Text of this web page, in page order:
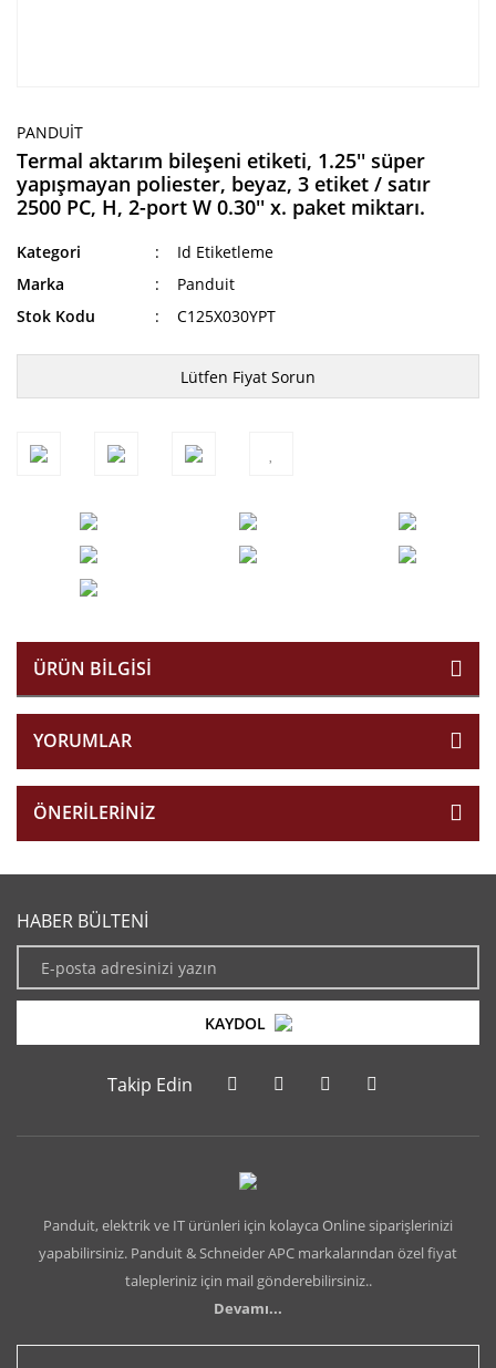
PANDUIT
Termal aktarım bileşeni etiketi, 1.25'' süper
yapışmayan poliester, beyaz, 3 etiket / satır
2500 PC, H, 2-port W 0.30'' x. paket miktarı.
Kategori
Id Etiketleme
Marka
Panduit
Stok Kodu
C125X030YPT
Lütfen Fiyat Sorun
ÜRÜN BILGISI
YORUMLAR
ÖNERILERINIZ
HABER BÜLTENİ
KAYDOL
Takip Edin
Panduit, elektrik ve IT ürünleri için kolayca Online siparişlerinizi
yapabilirsiniz. Panduit & Schneider APC markalarından özel fiyat
talepleriniz için mail gönderebilirsiniz..
Devamı...